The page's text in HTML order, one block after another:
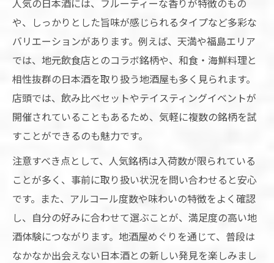
や、しっかりとした旨味が感じられるタイプなど多彩な
バリエーションがあります。例えば、天満や福島エリア
では、地元飲食店とのコラボ銘柄や、和食・海鮮料理と
相性抜群の日本酒を取り扱う地酒屋も多く見られます。
店頭では、飲み比べセットやテイスティングイベントが
開催されていることもあるため、気軽に複数の銘柄を試
すことができるのも魅力です。
注意すべき点として、人気銘柄は入荷数が限られている
ことが多く、事前に取り扱い状況を問い合わせると安心
です。また、アルコール度数や味わいの特徴をよく確認
し、自分の好みに合わせて選ぶことが、満足度の高い地
酒体験につながります。地酒屋めぐりを通じて、普段は
なかなか出会えない日本酒との新しい発見を楽しみまし